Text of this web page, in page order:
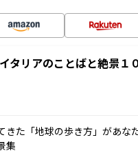
タリアのことばと絶景１
きた「地球の歩き方」があな
集